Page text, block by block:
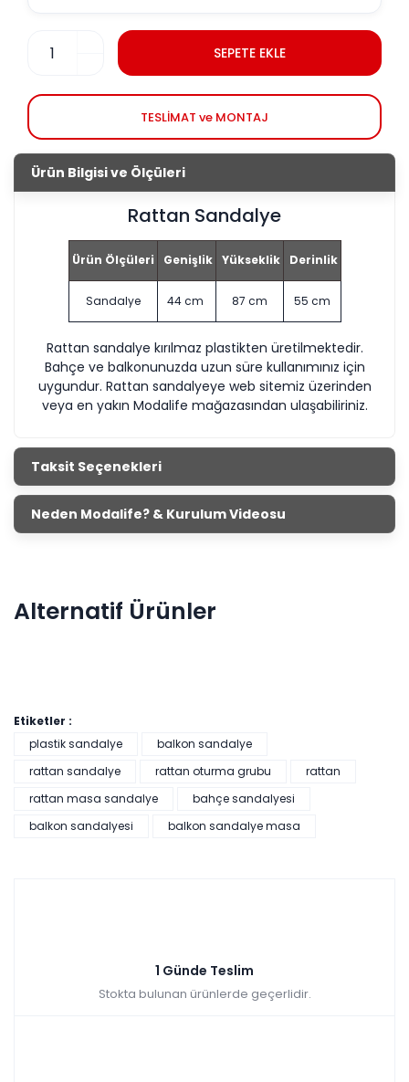
SEPETE EKLE
TESLİMAT ve MONTAJ
Ürün Bilgisi ve Ölçüleri
Rattan Sandalye
Ürün Ölçüleri Genişlik Yükseklik Derinlik
Sandalye 44 cm 87 cm 55 cm
Rattan sandalye kırılmaz plastikten üretilmektedir.
Bahçe ve balkonunuzda uzun süre kullanımınız için
uygundur. Rattan sandalyeye web sitemiz üzerinden
veya en yakın Modalife mağazasından ulaşabiliriniz.
Taksit Seçenekleri
Neden Modalife? & Kurulum Videosu
Alternatif Ürünler
Garden Rattan Masa Takımı
₺7.730,00
Etiketler :
plastik sandalye
balkon sandalye
rattan sandalye
rattan oturma grubu
rattan
rattan masa sandalye
bahçe sandalyesi
balkon sandalyesi
balkon sandalye masa
1 Günde Teslim
Stokta bulunan ürünlerde geçerlidir.